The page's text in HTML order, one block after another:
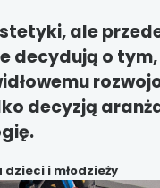
ale
decydują o
decyzją
i młodzieży